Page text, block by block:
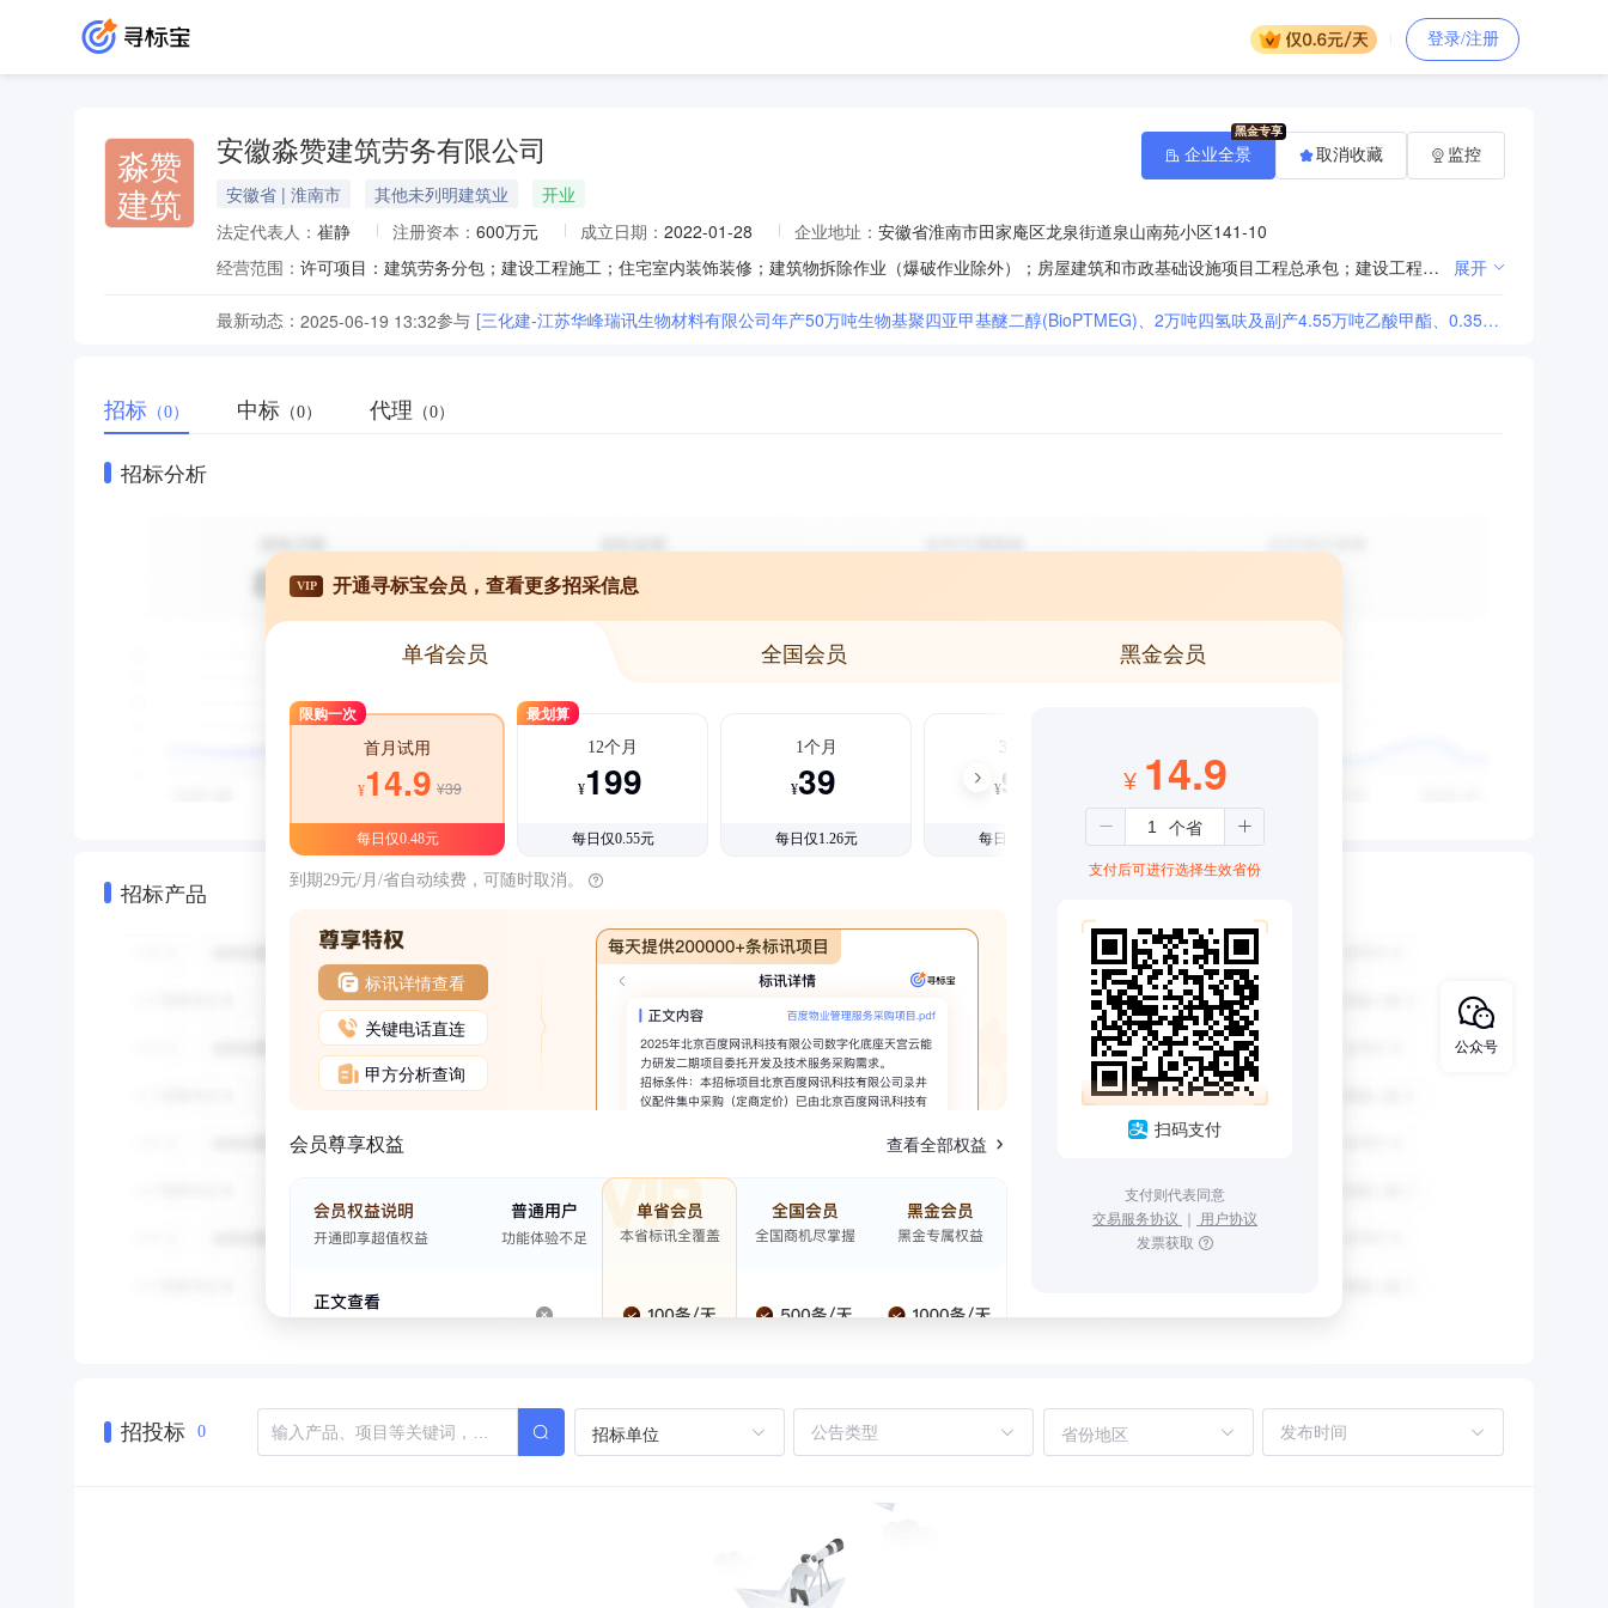
登录/注册
淼赞
建筑
安徽淼赞建筑劳务有限公司
安徽省 | 淮南市 其他未列明建筑业
开业
法定代表人： 崔静 注册资本： 600万元 成立日期： 2022-01-28 企业地址： 安徽省淮南市田家庵区龙泉街道泉山南苑小区141-10
经营范围：
许可项目：建筑劳务分包；建设工程施工；住宅室内装饰装修；建筑物拆除作业（爆破作业除外）；房屋建筑和市政基础设施项目工程总承包；建设工程监理；建设工程设计（依法须经批准的项目，经相关部门批准后方可开展经营活动）一般项目：土石方工程施工；园林绿化工程施工；住宅水电安装维护服务；规划设计管理；物业管理；工程塑料及合成树脂销售；安防设备销售；建筑用钢筋产品销售；建筑材料销售；建筑防水卷材产品销售；防腐材料销售；建筑装饰材料销售；金属材料销售；木材销售；礼品花卉销售（除许可业务外，可自主依法经营法律法规非禁止或限制的项目） 展开
最新动态： 2025-06-19 13:32参与 [三化建-江苏华峰瑞讯生物材料有限公司年产50万吨生物基聚四亚甲基醚二醇(BioPTMEG)、2万吨四氢呋及副产4.55万吨乙酸甲酯、0.35万吨1.4-丁二醇、0.15万吨y-丁内酯项目(一期)安装工程(化工机械厂)成交公告]
企业全景 取消收藏 监控
招标 （0） 中标 （0） 代理 （0）
招标分析
招标产品
VIP 开通寻标宝会员，查看更多招采信息
单省会员 全国会员 黑金会员
限购一次
首月试用
¥14.9 ¥39
每日仅0.48元
最划算
12个月
¥199
每日仅0.55元
1个月
¥39
每日仅1.26元
3个月
¥99
每日仅1.08元
到期29元/月/省自动续费，可随时取消。
标讯详情查看
关键电话直连
甲方分析查询
会员尊享权益 查看全部权益
¥ 14.9
支付后可进行选择生效省份
扫码支付
支付则代表同意
交易服务协议 ｜ 用户协议
发票获取
招投标 0 招标单位 省份地区
公众号